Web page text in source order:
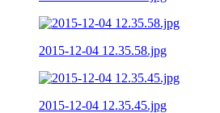
2015-12-04 12.35.58.jpg
2015-12-04 12.35.45.jpg